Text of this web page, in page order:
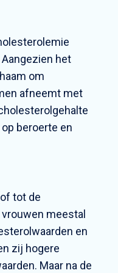
het
om
afneemt met
beroerte en
tot de
meestal
en
zij hogere
Maar na de